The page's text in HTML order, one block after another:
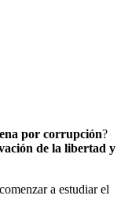
por corrupción?
de la libertad y
a estudiar el